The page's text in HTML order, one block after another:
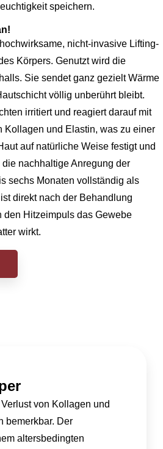
speichern.
nicht-invasive Lifting-
Körpers. Genutzt wird die
Sie sendet ganz gezielt Wärme
völlig unberührt bleibt.
irritiert und reagiert darauf mit
Kollagen und Elastin, was zu einer
auf natürliche Weise festigt und
nachhaltige Anregung der
sechs Monaten vollständig als
direkt nach der Behandlung
den Hitzeimpuls das Gewebe
wirkt.
von Kollagen und
bemerkbar. Der
altersbedingten